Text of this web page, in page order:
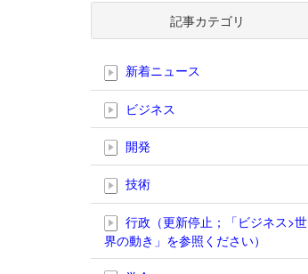
記事カテゴリ
新着ニュース
ビジネス
開発
技術
行政（更新停止；「ビジネス>世
界の動き」を参照ください）